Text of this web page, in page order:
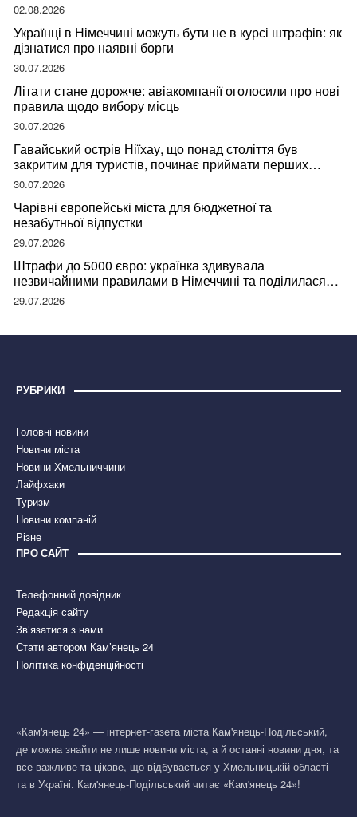
02.08.2026
Українці в Німеччині можуть бути не в курсі штрафів: як
дізнатися про наявні борги
30.07.2026
Літати стане дорожче: авіакомпанії оголосили про нові
правила щодо вибору місць
30.07.2026
Гавайський острів Ніїхау, що понад століття був
закритим для туристів, починає приймати перших
відвідувачів
30.07.2026
Чарівні європейські міста для бюджетної та
незабутньої відпустки
29.07.2026
Штрафи до 5000 євро: українка здивувала
незвичайними правилами в Німеччині та поділилася
правдою
29.07.2026
РУБРИКИ
Головні новини
Новини міста
Новини Хмельниччини
Лайфхаки
Туризм
Новини компаній
Різне
ПРО САЙТ
Телефонний довідник
Редакція сайту
Зв’язатися з нами
Стати автором Кам’янець 24
Політика конфіденційності
«Кам'янець 24» — інтернет-газета міста Кам'янець-Подільський,
де можна знайти не лише новини міста, а й останні новини дня, та
все важливе та цікаве, що відбувається у Хмельницькій області
та в Україні. Кам'янець-Подільський читає «Кам'янець 24»!